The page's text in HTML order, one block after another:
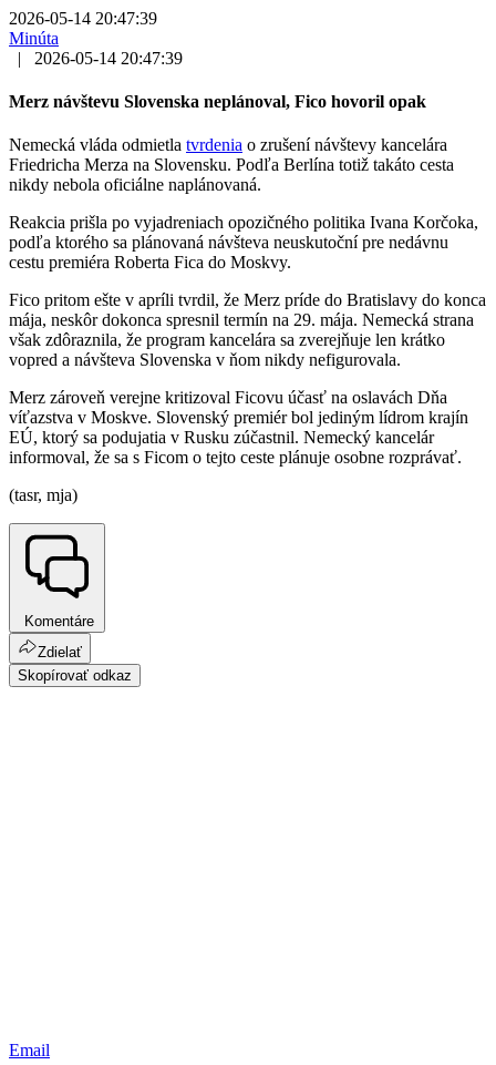
2026-05-14 20:47:39
Minúta
|
2026-05-14 20:47:39
Merz návštevu Slovenska neplánoval, Fico hovoril opak
Nemecká vláda odmietla tvrdenia o zrušení návštevy kancelára
Friedricha Merza na Slovensku. Podľa Berlína totiž takáto cesta
nikdy nebola oficiálne naplánovaná.
Reakcia prišla po vyjadreniach opozičného politika Ivana Korčoka,
podľa ktorého sa plánovaná návšteva neuskutoční pre nedávnu
cestu premiéra Roberta Fica do Moskvy.
Fico pritom ešte v apríli tvrdil, že Merz príde do Bratislavy do konca
mája, neskôr dokonca spresnil termín na 29. mája. Nemecká strana
však zdôraznila, že program kancelára sa zverejňuje len krátko
vopred a návšteva Slovenska v ňom nikdy nefigurovala.
Merz zároveň verejne kritizoval Ficovu účasť na oslavách Dňa
víťazstva v Moskve. Slovenský premiér bol jediným lídrom krajín
EÚ, ktorý sa podujatia v Rusku zúčastnil. Nemecký kancelár
informoval, že sa s Ficom o tejto ceste plánuje osobne rozprávať.
(tasr, mja)
Komentáre
Zdielať
Skopírovať odkaz
Email